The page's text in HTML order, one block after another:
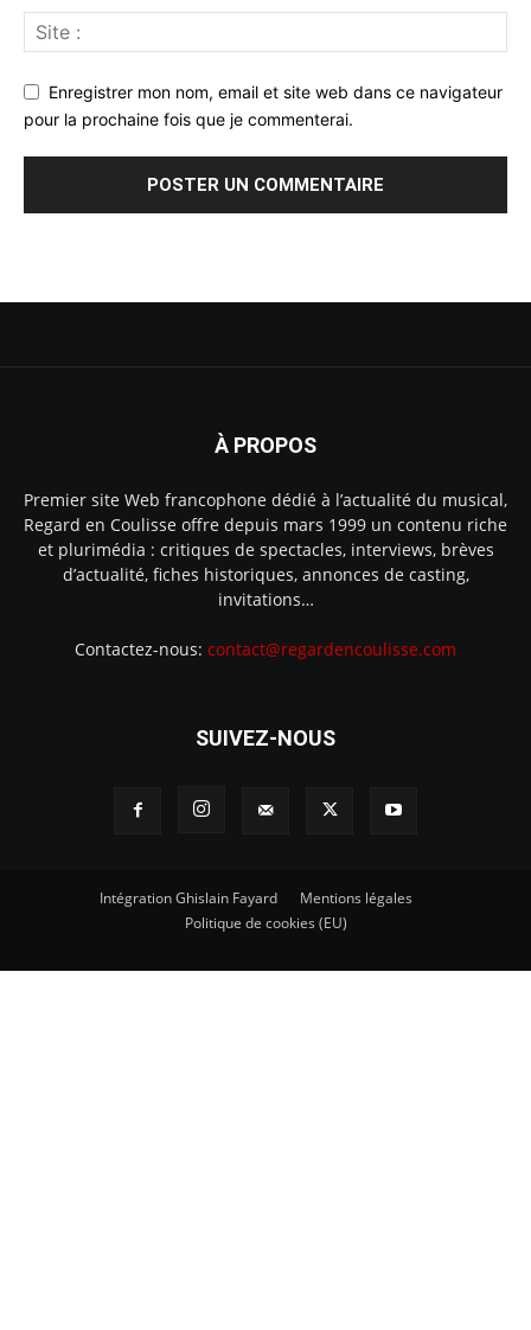
Enregistrer mon nom, email et site web dans ce navigateur
pour la prochaine fois que je commenterai.
À PROPOS
Premier site Web francophone dédié à l’actualité du musical,
Regard en Coulisse offre depuis mars 1999 un contenu riche
et plurimédia : critiques de spectacles, interviews, brèves
d’actualité, fiches historiques, annonces de casting,
invitations…
Contactez-nous: contact@regardencoulisse.com
SUIVEZ-NOUS
Intégration Ghislain Fayard
Mentions légales
Politique de cookies (EU)